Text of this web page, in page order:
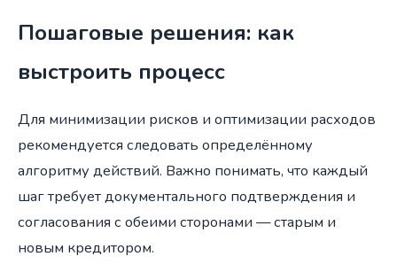
Пошаговые решения: как
выстроить процесс
Для минимизации рисков и оптимизации расходов
рекомендуется следовать определённому
алгоритму действий. Важно понимать, что каждый
шаг требует документального подтверждения и
согласования с обеими сторонами — старым и
новым кредитором.